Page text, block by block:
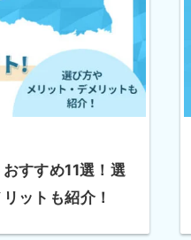
すすめ11選！選
ットも紹介！